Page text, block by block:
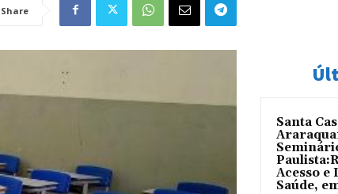
Share
Santa
Acesso e
Saúde,